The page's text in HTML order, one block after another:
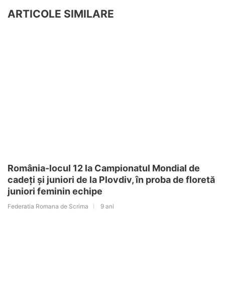
ARTICOLE SIMILARE
România-locul 12 la Campionatul Mondial de
cadeți și juniori de la Plovdiv, în proba de floretă
juniori feminin echipe
Federatia Romana de Scrima 9 ani